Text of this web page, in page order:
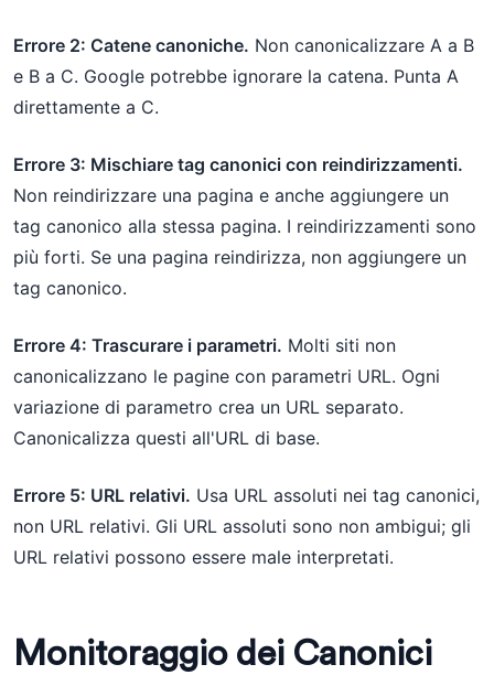
Errore 2: Catene canoniche. Non canonicalizzare A a B
e B a C. Google potrebbe ignorare la catena. Punta A
direttamente a C.
Errore 3: Mischiare tag canonici con reindirizzamenti.
Non reindirizzare una pagina e anche aggiungere un
tag canonico alla stessa pagina. I reindirizzamenti sono
più forti. Se una pagina reindirizza, non aggiungere un
tag canonico.
Errore 4: Trascurare i parametri. Molti siti non
canonicalizzano le pagine con parametri URL. Ogni
variazione di parametro crea un URL separato.
Canonicalizza questi all'URL di base.
Errore 5: URL relativi. Usa URL assoluti nei tag canonici,
non URL relativi. Gli URL assoluti sono non ambigui; gli
URL relativi possono essere male interpretati.
Monitoraggio dei Canonici